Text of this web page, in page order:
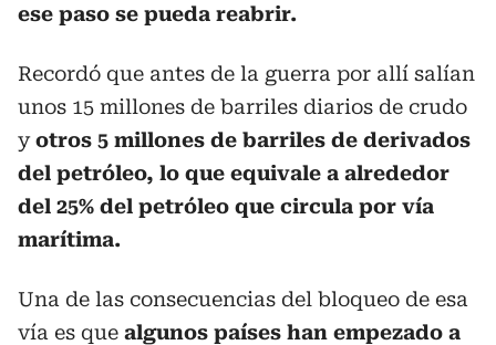
ese paso se pueda reabrir.
Recordó que antes de la guerra por allí salían
unos 15 millones de barriles diarios de crudo
yotros 5 millones de barriles de derivados
del petróleo, lo que equivale a alrededor
del 25% del petróleo que circula por vía
marítima.
Una de las consecuencias del bloqueo de esa
vía es que algunos países han empezado a